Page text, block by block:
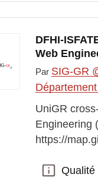
DFHI-
Web
Par SIG-GR
UniGR
Engineering
https://
Qualité
Qualité